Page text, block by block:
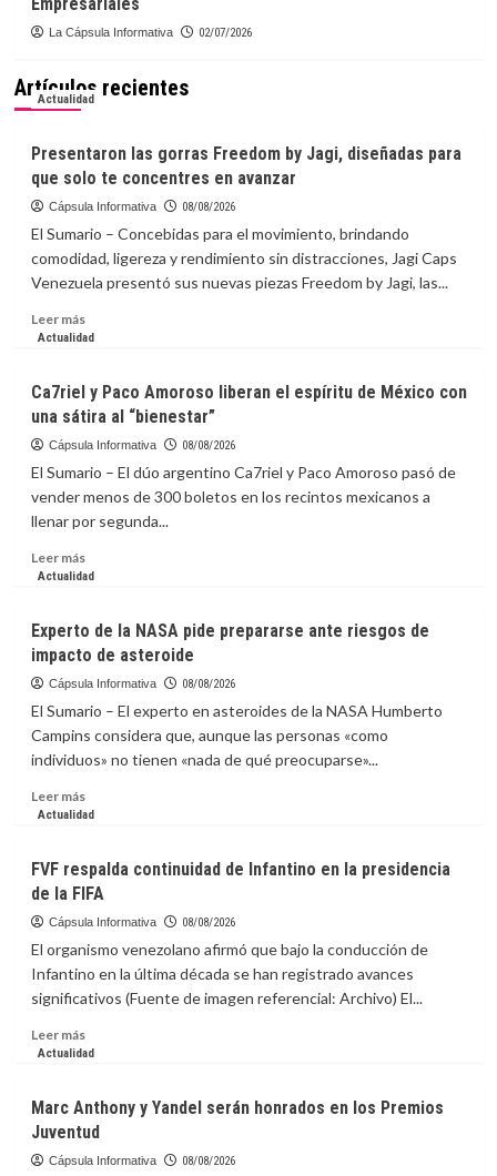
La Cápsula Informativa 02/07/2026
Artículos recientes
Actualidad
Presentaron las gorras Freedom by Jagi, diseñadas para
que solo te concentres en avanzar
Cápsula Informativa 08/08/2026
El Sumario – Concebidas para el movimiento, brindando
comodidad, ligereza y rendimiento sin distracciones, Jagi Caps
Venezuela presentó sus nuevas piezas Freedom by Jagi, las...
Leer másLeer
más
las
gorras
Freedom
Jagi,
diseñadas
para
solo
en
avanzar
Actualidad
Ca7riel y Paco Amoroso liberan el espíritu de México con
una sátira al “bienestar”
Cápsula Informativa 08/08/2026
El Sumario – El dúo argentino Ca7riel y Paco Amoroso pasó de
vender menos de 300 boletos en los recintos mexicanos a
llenar por segunda...
Leer másLeer
más
y
Paco
Amoroso
el
espíritu
de
con
al
“bienestar”
Actualidad
Experto de la NASA pide prepararse ante riesgos de
impacto de asteroide
Cápsula Informativa 08/08/2026
El Sumario – El experto en asteroides de la NASA Humberto
Campins considera que, aunque las personas «como
individuos» no tienen «nada de qué preocuparse»...
Leer másLeer
más
de
la
NASA
prepararse
ante
riesgos
impacto
Actualidad
FVF respalda continuidad de Infantino en la presidencia
de la FIFA
Cápsula Informativa 08/08/2026
El organismo venezolano afirmó que bajo la conducción de
Infantino en la última década se han registrado avances
significativos (Fuente de imagen referencial: Archivo) El...
Leer másLeer
más
respalda
continuidad
de
Actualidad
Marc Anthony y Yandel serán honrados en los Premios
Juventud
Cápsula Informativa 08/08/2026